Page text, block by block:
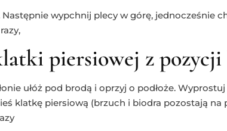
wypchnij plecy w górę, jednocześnie
piersiowej z pozycji
ułóż pod brodą i oprzyj o podłoże.
klatkę piersiową (brzuch i biodra pozostają na